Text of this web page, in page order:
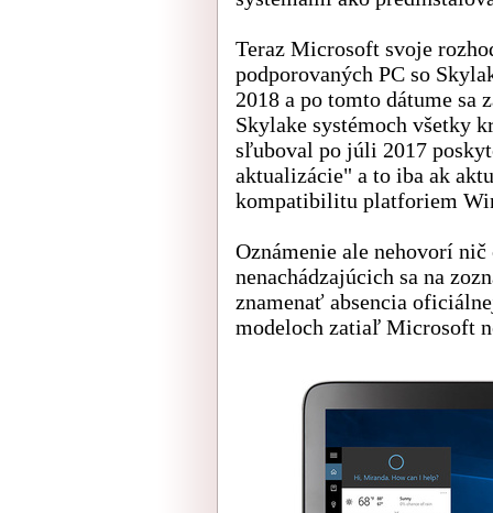
Teraz Microsoft svoje
podporovaných PC so
2018 a po tomto dátume sa
Skylake systémoch všetky
sľuboval po júli 2017
aktualizácie" a to iba ak
kompatibilitu platforiem
Oznámenie ale nehovorí
nenachádzajúcich sa na
znamenať absencia
modeloch zatiaľ Microsoft